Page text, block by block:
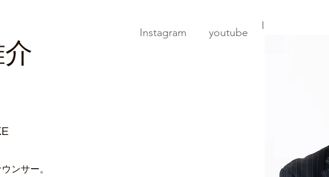
​Instagram ​youtube
​Instagram
ンサー。